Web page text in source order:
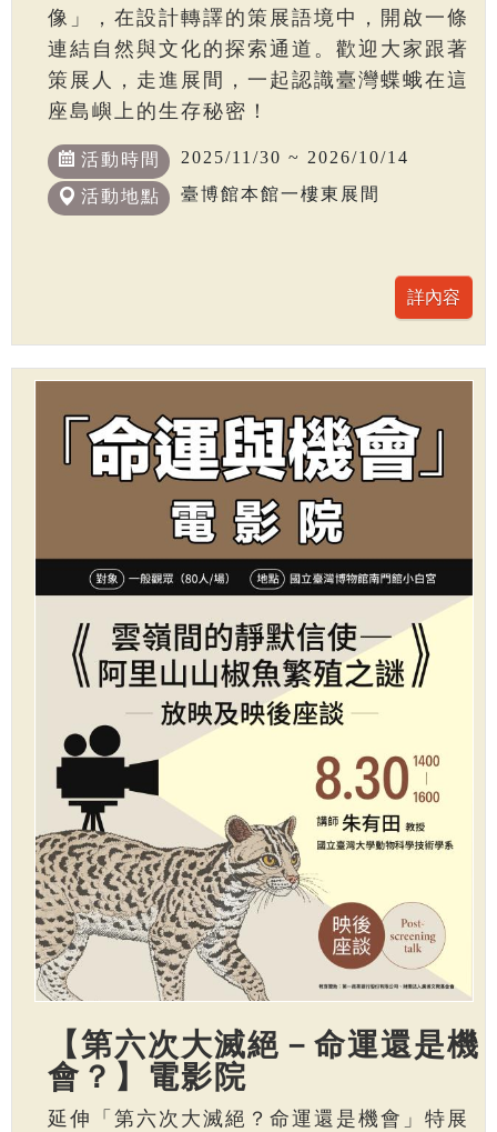
像」，在設計轉譯的策展語境中，開啟一條
連結自然與文化的探索通道。歡迎大家跟著
策展人，走進展間，一起認識臺灣蝶蛾在這
座島嶼上的生存秘密！
活動時間 2025/11/30 ~ 2026/10/14
活動地點 臺博館本館一樓東展間
【第六次大滅絕－命運還是機
會？】電影院
延伸「第六次大滅絕？命運還是機會」特展